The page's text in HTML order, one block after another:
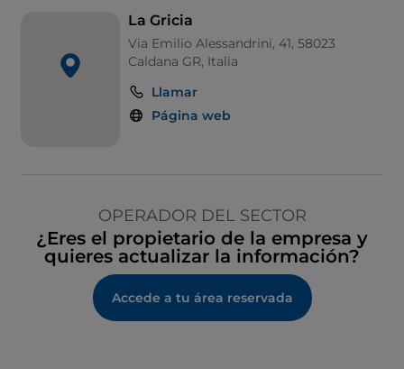
La Gricia
Via Emilio Alessandrini, 41, 58023
Caldana GR, Italia
Llamar
Página web
OPERADOR DEL SECTOR
¿Eres el propietario de la empresa y
quieres actualizar la información?
Accede a tu área reservada